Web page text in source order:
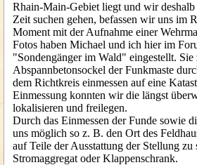
Rhain-Main-Gebiet liegt und wir
Zeit suchen gehen, befassen wir uns im
Moment mit der Aufnahme einer
Fotos haben Michael und ich hier im
"Sondengänger im Wald" eingestellt.
Abspannbetonsockel der Funkmaste
dem Richtkreis einmessen auf eine
Einmessung konnten wir die längst
lokalisieren und freilegen.
Durch das Einmessen der Funde sowie
uns möglich so z. B. den Ort des
auf Teile der Ausstattung der Stellung zu
Stromaggregat oder Klappenschrank.